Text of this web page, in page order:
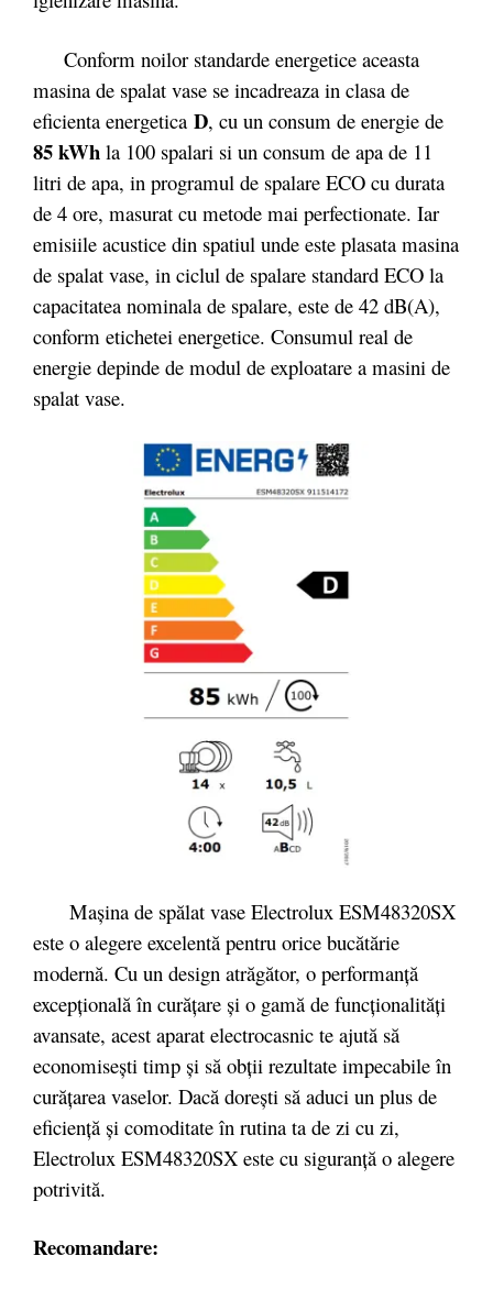
Conform noilor standarde energetice aceasta
masina de spalat vase se incadreaza in clasa de
eficienta energetica D, cu un consum de energie de
85 kWh la 100 spalari si un consum de apa de 11
litri de apa, in programul de spalare ECO cu durata
de 4 ore, masurat cu metode mai perfectionate. Iar
emisiile acustice din spatiul unde este plasata masina
de spalat vase, in ciclul de spalare standard ECO la
capacitatea nominala de spalare, este de 42 dB(A),
conform etichetei energetice. Consumul real de
energie depinde de modul de exploatare a masini de
spalat vase.
Mașina de spălat vase Electrolux ESM48320SX
este o alegere excelentă pentru orice bucătărie
modernă. Cu un design atrăgător, o performanță
excepțională în curățare și o gamă de funcționalități
avansate, acest aparat electrocasnic te ajută să
economisești timp și să obții rezultate impecabile în
curățarea vaselor. Dacă dorești să aduci un plus de
eficiență și comoditate în rutina ta de zi cu zi,
Electrolux ESM48320SX este cu siguranță o alegere
potrivită.
Recomandare: